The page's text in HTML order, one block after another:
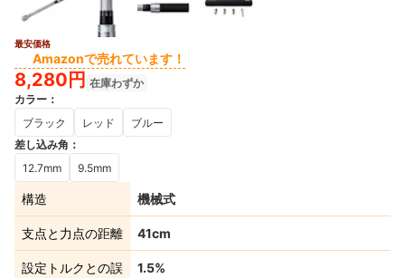
最安価格
Amazonで売れています！
8,280円 在庫わずか
カラー ：
ブラック
レッド
ブルー
差し込み角 ：
12.7mm
9.5mm
構造 機械式
支点と力点の距離 41cm
設定トルクとの誤
1.5%